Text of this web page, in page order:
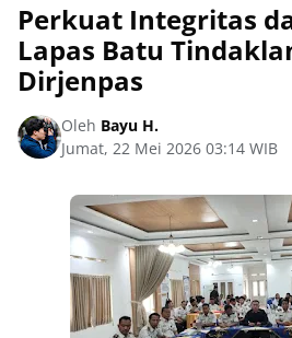
Perkuat Integritas
Lapas Batu
Dirjenpas
Oleh Bayu H.
Jumat, 22 Mei 2026 03:14 WIB